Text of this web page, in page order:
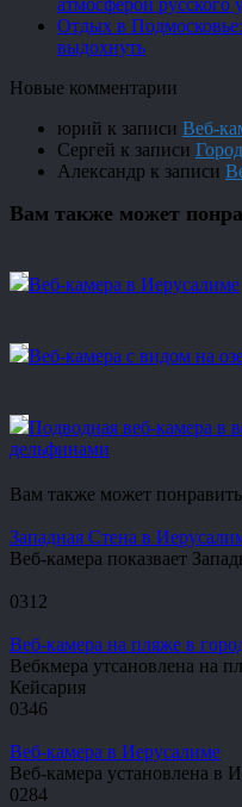
атмосферой русского
Отдых в
выдохнуть
Новые комментарии
юрий к записи Веб-
Сергей к записи
Александр к записи
Вам также может
Веб-камера в Иерусалиме
Веб-камера с видом на
Подводная веб-камера в
дельфинами
Вам также может
Западная Стена в
Веб-камера показвает
0312
Веб-камера на пляже в
Вебкмера утсановлена на
Кейсария
0346
Веб-камера в Иерусалиме
Веб-камера установлена в
0284